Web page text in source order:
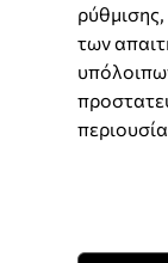
των
περιουσία